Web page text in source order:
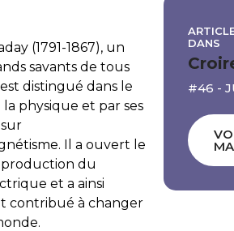
(1791-1867), un
savants de tous
distingué dans le
physique et par ses
Il a ouvert le
production du
et a ainsi
contribué à changer
DANS
#46 -